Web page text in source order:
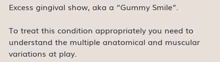
Excess gingival show, aka a “Gummy Smile”.
To treat this condition appropriately you need to
understand the multiple anatomical and muscular
variations at play.